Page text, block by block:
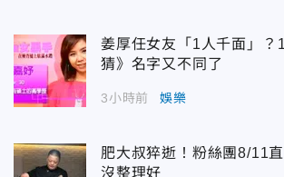
姜厚任女友「1人千面」？
猜》名字又不同了
3小時前 娛樂
肥大叔猝逝！粉絲團8/11
沒整理好